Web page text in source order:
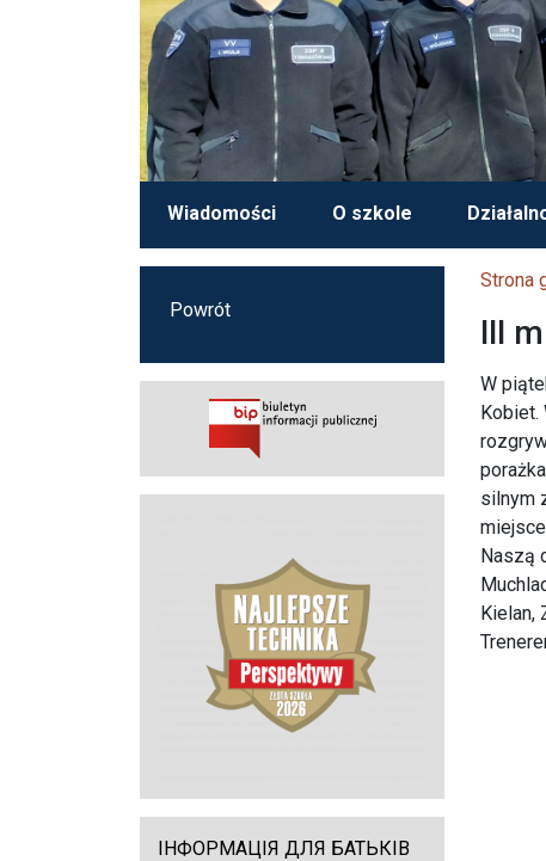
Wiadomości O szkole
Strona
III
W
Kobiet.
silnym
Naszą
Kielan,
Powrót
ІНФОРМАЦІЯ ДЛЯ БАТЬКІВ